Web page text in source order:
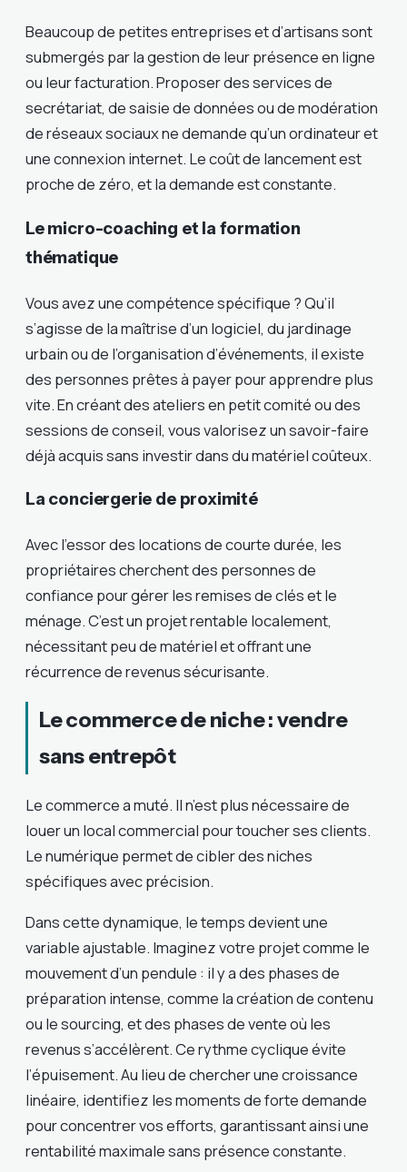
Beaucoup de petites entreprises et d’artisans sont
submergés par la gestion de leur présence en ligne
ou leur facturation. Proposer des services de
secrétariat, de saisie de données ou de modération
de réseaux sociaux ne demande qu’un ordinateur et
une connexion internet. Le coût de lancement est
proche de zéro, et la demande est constante.
Le micro-coaching et la formation
thématique
Vous avez une compétence spécifique ? Qu’il
s’agisse de la maîtrise d’un logiciel, du jardinage
urbain ou de l’organisation d’événements, il existe
des personnes prêtes à payer pour apprendre plus
vite. En créant des ateliers en petit comité ou des
sessions de conseil, vous valorisez un savoir-faire
déjà acquis sans investir dans du matériel coûteux.
La conciergerie de proximité
Avec l’essor des locations de courte durée, les
propriétaires cherchent des personnes de
confiance pour gérer les remises de clés et le
ménage. C’est un projet rentable localement,
nécessitant peu de matériel et offrant une
récurrence de revenus sécurisante.
Le commerce de niche : vendre
sans entrepôt
Le commerce a muté. Il n’est plus nécessaire de
louer un local commercial pour toucher ses clients.
Le numérique permet de cibler des niches
spécifiques avec précision.
Dans cette dynamique, le temps devient une
variable ajustable. Imaginez votre projet comme le
mouvement d’un pendule : il y a des phases de
préparation intense, comme la création de contenu
ou le sourcing, et des phases de vente où les
revenus s’accélèrent. Ce rythme cyclique évite
l’épuisement. Au lieu de chercher une croissance
linéaire, identifiez les moments de forte demande
pour concentrer vos efforts, garantissant ainsi une
rentabilité maximale sans présence constante.